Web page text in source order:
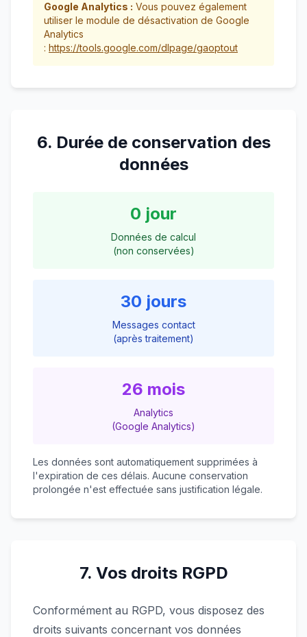
Google Analytics : Vous pouvez également
utiliser le module de désactivation de Google
Analytics
: https://tools.google.com/dlpage/gaoptout
6. Durée de conservation des
données
0 jour
Données de calcul
(non conservées)
30 jours
Messages contact
(après traitement)
26 mois
Analytics
(Google Analytics)
Les données sont automatiquement supprimées à
l'expiration de ces délais. Aucune conservation
prolongée n'est effectuée sans justification légale.
7. Vos droits RGPD
Conformément au RGPD, vous disposez des
droits suivants concernant vos données